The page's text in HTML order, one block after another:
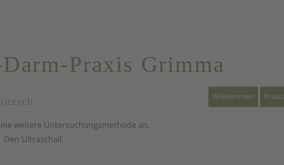
Praxis Grimma
Willkommen Praxis
weitere Untersuchungsmethode an.
Den Ultraschall.